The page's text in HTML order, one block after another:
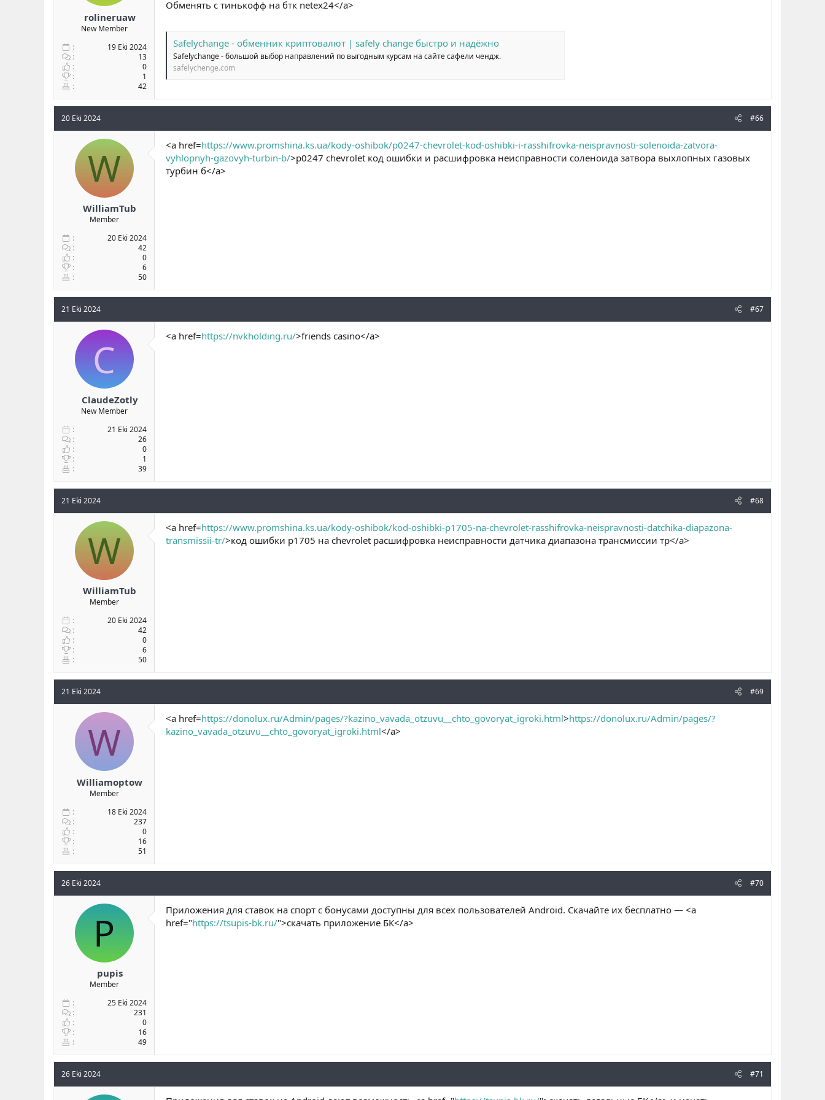
rolineruaw
New Member
19 Eki 2024
13
0
1
42
Обменять с тинькофф на бтк netex24</a>
Safelychange - обменник криптовалют | safely change быстро и надёжно
Safelychange - большой выбор направлений по выгодным курсам на сайте сафели чендж.
safelychenge.com
20 Eki 2024 #66
W
WilliamTub
Member
20 Eki 2024
42
0
6
50
<a href=https://www.promshina.ks.ua/kody-oshibok/p0247-chevrolet-kod-oshibki-i-rasshifrovka-neispravnosti-solenoida-zatvora-
vyhlopnyh-gazovyh-turbin-b/>p0247 chevrolet код ошибки и расшифровка неисправности соленоида затвора выхлопных газовых
турбин б</a>
21 Eki 2024 #67
C
ClaudeZotly
New Member
21 Eki 2024
26
0
1
39
<a href=https://nvkholding.ru/>friends casino</a>
21 Eki 2024 #68
W
WilliamTub
Member
20 Eki 2024
42
0
6
50
<a href=https://www.promshina.ks.ua/kody-oshibok/kod-oshibki-p1705-na-chevrolet-rasshifrovka-neispravnosti-datchika-diapazona-
transmissii-tr/>код ошибки p1705 на chevrolet расшифровка неисправности датчика диапазона трансмиссии тр</a>
21 Eki 2024 #69
W
Williamoptow
Member
18 Eki 2024
237
0
16
51
<a href=https://donolux.ru/Admin/pages/?kazino_vavada_otzuvu__chto_govoryat_igroki.html>https://donolux.ru/Admin/pages/?
kazino_vavada_otzuvu__chto_govoryat_igroki.html</a>
26 Eki 2024 #70
P
pupis
Member
25 Eki 2024
231
0
16
49
Приложения для ставок на спорт с бонусами доступны для всех пользователей Android. Скачайте их бесплатно — <a
href="https://tsupis-bk.ru/">скачать приложение БК</a>
26 Eki 2024 #71